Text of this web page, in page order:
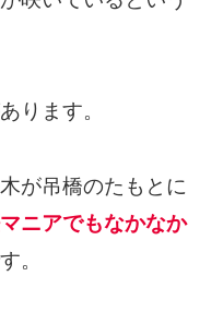
ります。
が吊橋のたもとに
ニアでもなかなか
。